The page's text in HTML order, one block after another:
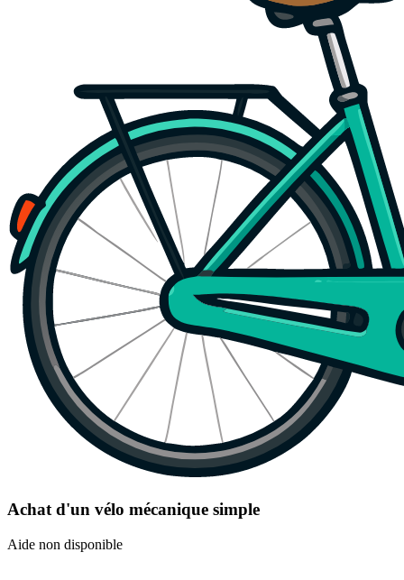
Achat d'un vélo mécanique simple
Aide non disponible